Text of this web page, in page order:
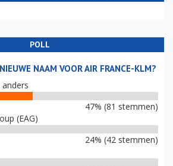
POLL
NAAM VOOR AIR FRANCE-KLM?
47% (81 stemmen)
(EAG)
24% (42 stemmen)